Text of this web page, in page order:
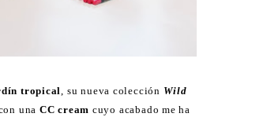
tropical , su nueva colección Wild
una CC cream cuyo acabado me ha